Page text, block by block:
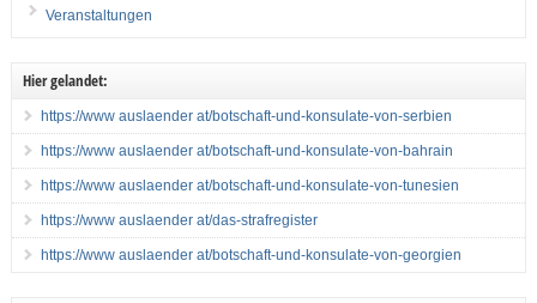
Veranstaltungen
Hier gelandet:
https://www auslaender at/botschaft-und-konsulate-von-serbien
https://www auslaender at/botschaft-und-konsulate-von-bahrain
https://www auslaender at/botschaft-und-konsulate-von-tunesien
https://www auslaender at/das-strafregister
https://www auslaender at/botschaft-und-konsulate-von-georgien